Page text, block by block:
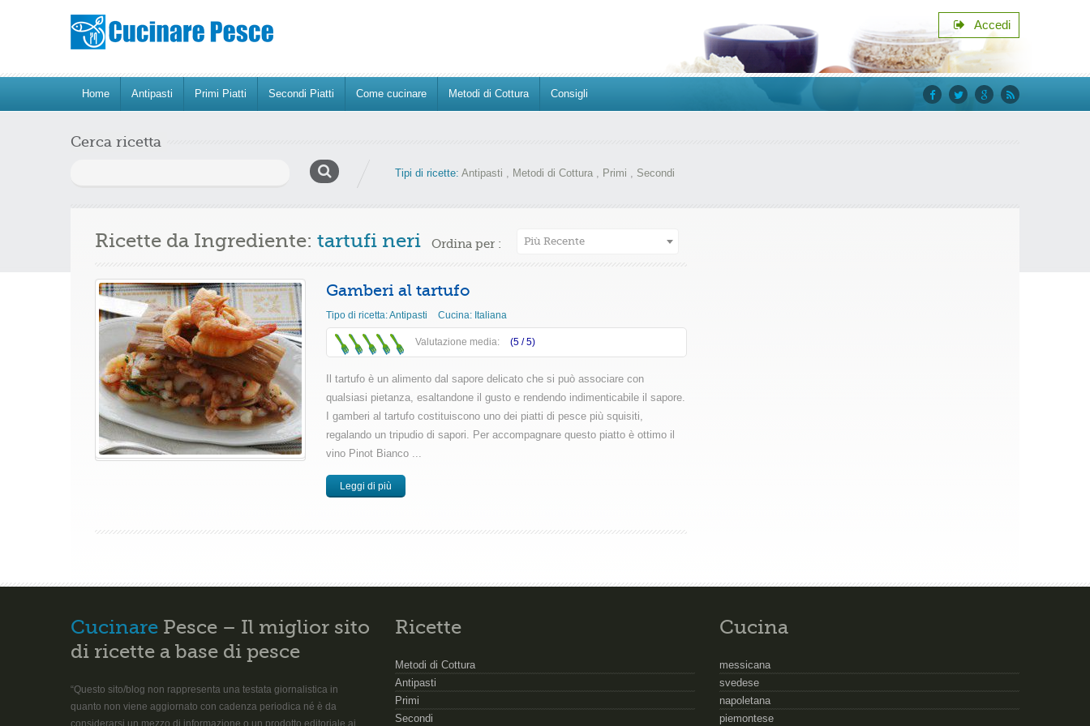
Accedi
Home Antipasti Primi Piatti Secondi Piatti Come cucinare Metodi di Cottura
Consigli
facebook
twittergoogle+
rss
Cerca ricetta
Tipi di ricette: Antipasti , Metodi di Cottura , Primi , Secondi
Ricette da Ingrediente: tartufi neri Ordina per : Più Recente
Gamberi al tartufo
Tipo di ricetta:Antipasti Cucina: Italiana
Valutazione media: (5 /5)
Il tartufo è un alimento dal sapore delicato che si può associare con
qualsiasi pietanza, esaltandone il gusto e rendendo indimenticabile il sapore.
I gamberi al tartufo costituiscono uno dei piatti di pesce più squisiti,
regalando un tripudio di sapori. Per accompagnare questo piatto è ottimo il
vino Pinot Bianco ...
Leggi di più
Cucinare Pesce – Il miglior sito
di ricette a base di pesce
“Questo sito/blog non rappresenta una testata giornalistica in
quanto non viene aggiornato con cadenza periodica né è da
considerarsi un mezzo di informazione o un prodotto editoriale ai
Ricette
Metodi di Cottura
Antipasti
Primi
Secondi
Cucina
messicana
svedese
napoletana
piemontese